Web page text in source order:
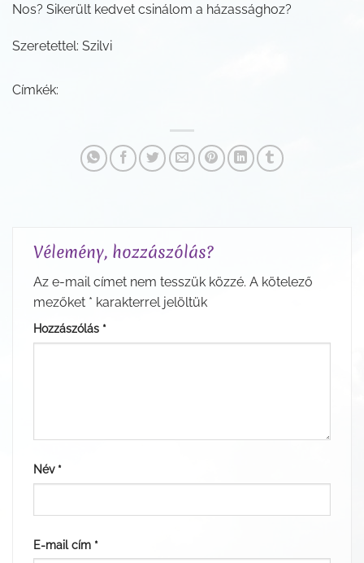
Nos? Sikerült kedvet csinálom a házassághoz?
Szeretettel: Szilvi
Címkék:
Vélemény, hozzászólás?
Az e-mail címet nem tesszük közzé. A kötelező
mezőket * karakterrel jelöltük
Hozzászólás *
Név *
E-mail cím *